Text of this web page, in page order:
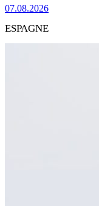
07.08.2026
ESPAGNE